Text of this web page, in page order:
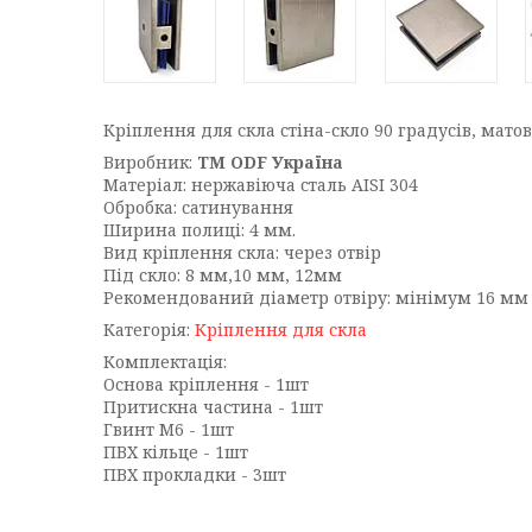
Кріплення для скла стіна-скло 90 градусів,
Виробник: ТМ ODF Україна
Матеріал: нержавіюча сталь AISI 304
Обробка: сатинування
Ширина полиці: 4 мм.
Вид кріплення скла: через отвір
Під скло: 8 мм,10 мм, 12мм
Рекомендований діаметр отвіру: мінімум 16 мм
Категорія: Кріплення для скла
Комплектація:
Основа кріплення - 1шт
Притискна частина - 1шт
Гвинт М6 - 1шт
ПВХ кільце - 1шт
ПВХ прокладки - 3шт